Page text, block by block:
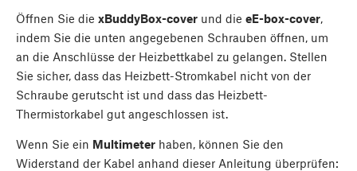
Öffnen Sie die xBuddyBox-cover und die eE-box-cover,
indem Sie die unten angegebenen Schrauben öffnen, um
an die Anschlüsse der Heizbettkabel zu gelangen. Stellen
Sie sicher, dass das Heizbett-Stromkabel nicht von der
Schraube gerutscht ist und dass das Heizbett-
Thermistorkabel gut angeschlossen ist.
Wenn Sie ein Multimeter haben, können Sie den
Widerstand der Kabel anhand dieser Anleitung überprüfen: